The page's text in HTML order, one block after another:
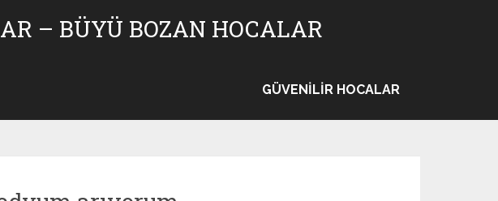
– BÜYÜ BOZAN HOCALAR
GÜVENILIR HOCALAR